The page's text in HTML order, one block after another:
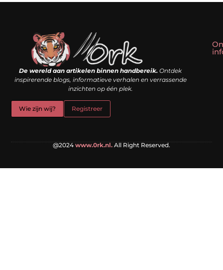
De wereld aan artikelen binnen handbereik. Ontdek
inspirerende blogs, informatieve verhalen en verrassende
inzichten op één plek.
Wie zijn wij? Registreer
@2024 www.0rk.nl. All Right Reserved.